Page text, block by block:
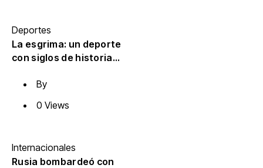
Deportes
La esgrima: un deporte
con siglos de historia
República Dominicana
By
0 Views
Internacionales
Rusia bombardeó con